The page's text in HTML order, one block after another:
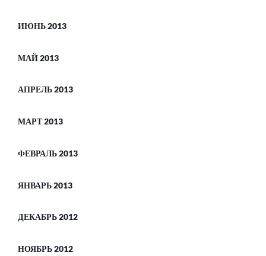
ИЮНЬ 2013
МАЙ 2013
АПРЕЛЬ 2013
МАРТ 2013
ФЕВРАЛЬ 2013
ЯНВАРЬ 2013
ДЕКАБРЬ 2012
НОЯБРЬ 2012